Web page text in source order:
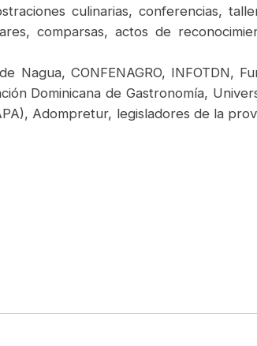
culinarias, conferencias,
comparsas, actos de
CONFENAGRO, INFOTDN,
Dominicana de Gastronomía,
Adompretur, legisladores de la